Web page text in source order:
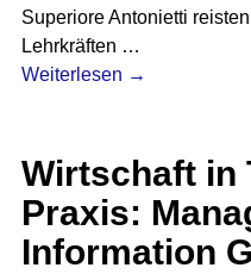
Superiore Antonietti
Lehrkräften …
Weiterlesen →
Wirtschaft in
Praxis:
Information